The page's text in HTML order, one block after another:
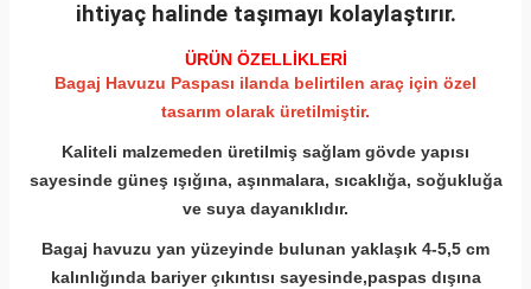
ihtiyaç halinde taşımayı kolaylaştırır.
ÜRÜN ÖZELLİKLERİ
Bagaj Havuzu Paspası ilanda belirtilen araç için özel
tasarım olarak üretilmiştir.
Kaliteli malzemeden üretilmiş sağlam gövde yapısı
sayesinde güneş ışığına, aşınmalara, sıcaklığa, soğukluğa
ve suya dayanıklıdır.
Bagaj havuzu yan yüzeyinde bulunan yaklaşık 4-5,5 cm
kalınlığında bariyer çıkıntısı sayesinde,paspas dışına